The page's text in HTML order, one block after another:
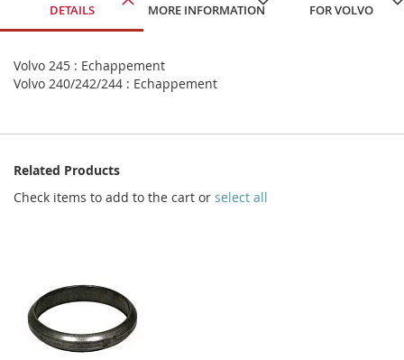
DETAILS
Volvo 245 : Echappement
Volvo 240/242/244 : Echappement
MORE INFORMATION FOR VOLVO
Related Products
Check items to add to the cart or select all